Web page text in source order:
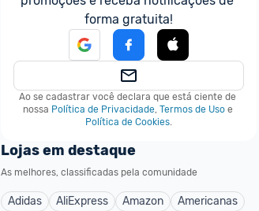
forma gratuita!
Ao se cadastrar você declara que está ciente de
nossa Política de Privacidade, Termos de Uso e
Política de Cookies.
Lojas em destaque
As melhores, classificadas pela comunidade
Adidas AliExpress Amazon
Americanas